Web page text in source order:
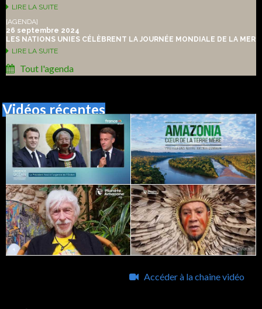
LIRE LA SUITE
[AGENDA]
26 septembre 2024
LES NATIONS UNIES CÉLÈBRENT LA JOURNÉE MONDIALE DE LA MER
LIRE LA SUITE
Tout l'agenda
Vidéos récentes
Accéder à la chaine vidéo